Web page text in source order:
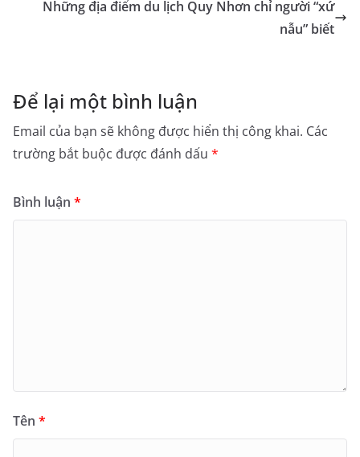
Những địa điểm du lịch Quy Nhơn chỉ người “xứ
nẫu” biết
Để lại một bình luận
Email của bạn sẽ không được hiển thị công khai. Các
trường bắt buộc được đánh dấu *
Bình luận *
Tên *